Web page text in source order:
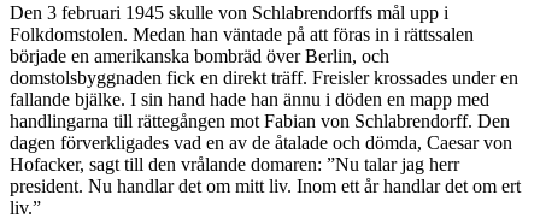
Den 3 februari 1945 skulle von Schlabrendorffs mål upp i
Folkdomstolen. Medan han väntade på att föras in i rättssalen
började en amerikanska bombräd över Berlin, och
domstolsbyggnaden fick en direkt träff. Freisler krossades under en
fallande bjälke. I sin hand hade han ännu i döden en mapp med
handlingarna till rättegången mot Fabian von Schlabrendorff. Den
dagen förverkligades vad en av de åtalade och dömda, Caesar von
Hofacker, sagt till den vrålande domaren: ”Nu talar jag herr
president. Nu handlar det om mitt liv. Inom ett år handlar det om ert
liv.”